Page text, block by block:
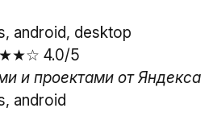
android, desktop
4.0/5
и проектами от Яндекса
android